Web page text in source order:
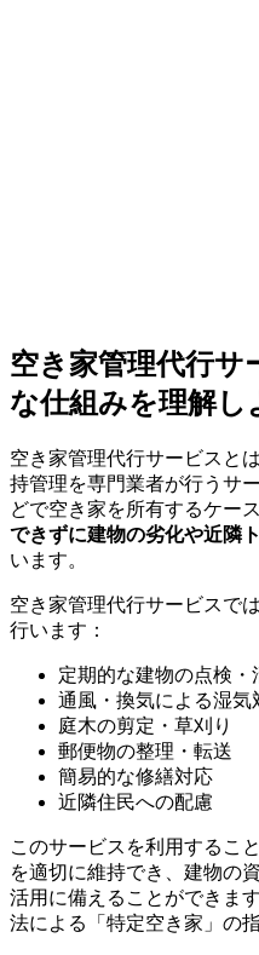
空き家管理代行サ
な仕組みを理解し
空き家管理代行サービスと
持管理を専門業者が行うサ
どで空き家を所有するケー
できずに建物の劣化や近隣
います。
空き家管理代行サービスで
行います：
定期的な建物の点検・
通風・換気による湿気
庭木の剪定・草刈り
郵便物の整理・転送
簡易的な修繕対応
近隣住民への配慮
このサービスを利用するこ
を適切に維持でき、建物の
活用に備えることができま
法による「特定空き家」の